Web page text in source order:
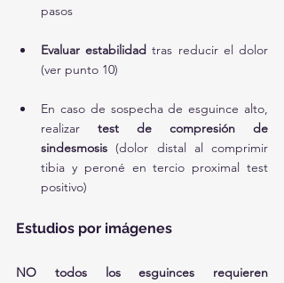
pasos
Evaluar estabilidad tras reducir el dolor
(ver punto 10)
En caso de sospecha de esguince alto,
realizar test de compresión de
sindesmosis (dolor distal al comprimir
tibia y peroné en tercio proximal test
positivo)
Estudios por imágenes
NO todos los esguinces requieren